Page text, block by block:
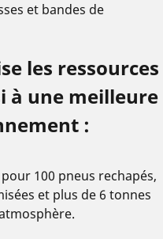
et bandes de
les ressources
à une meilleure
:
100 pneus rechapés,
et plus de 6 tonnes